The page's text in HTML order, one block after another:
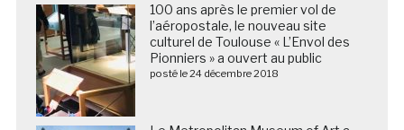
100 ans après le premier vol de
l’aéropostale, le nouveau site
culturel de Toulouse « L’Envol des
Pionniers » a ouvert au public
posté le 24 décembre 2018